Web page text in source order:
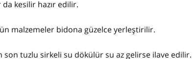
kesilir hazır edilir.
malzemeler bidona güzelce yerleştirilir.
son tuzlu sirkeli su dökülür su az gelirse ilave edilir.